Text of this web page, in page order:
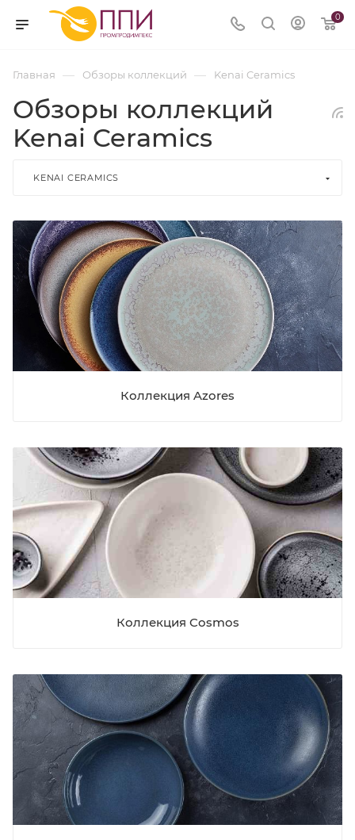
0
Главная — Обзоры коллекций — Kenai Ceramics
Обзоры коллекций
Kenai Ceramics
KENAI CERAMICS
Коллекция Azores
Коллекция Cosmos